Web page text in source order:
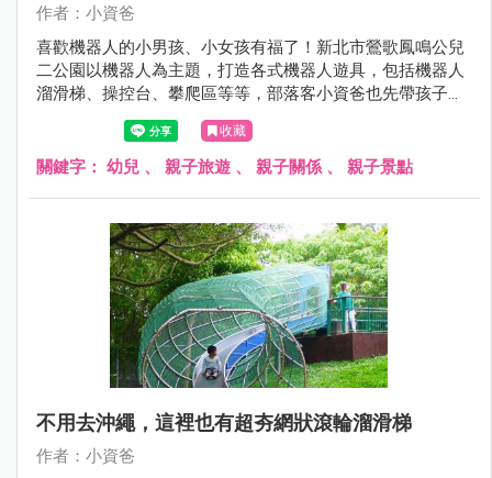
作者：小資爸
喜歡機器人的小男孩、小女孩有福了！新北市鶯歌鳳鳴公兒
二公園以機器人為主題，打造各式機器人遊具，包括機器人
溜滑梯、操控台、攀爬區等等，部落客小資爸也先帶孩子來
玩樂一番，快來看看吧～
收藏
關鍵字： 幼兒 、 親子旅遊 、 親子關係 、 親子景點
不用去沖繩，這裡也有超夯網狀滾輪溜滑梯
作者：小資爸